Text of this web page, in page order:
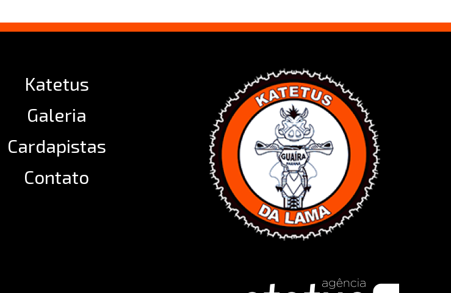
Katetus
Galeria
Cardapistas
Contato